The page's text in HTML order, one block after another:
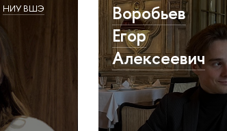
НИУ ВШЭ
Воробьев
Егор
Алексеевич